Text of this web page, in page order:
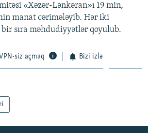
«Xəzər-Lənkəran»ı 19 min,
manat cərimələyib. Hər iki
bir sıra məhdudiyyətlər qoyulub.
siz açmaq Bizi izlə